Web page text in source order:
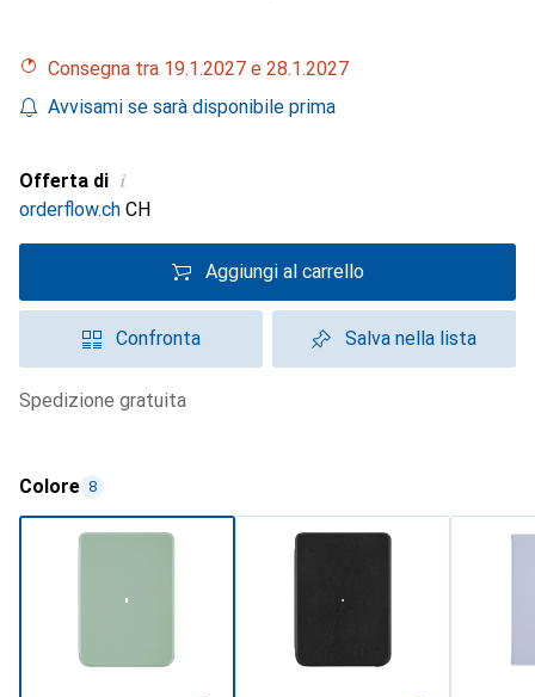
Consegna tra 19.1.2027 e 28.1.2027
Avvisami se sarà disponibile prima
Offerta di i
orderflow.ch CH
Aggiungi al carrello
Confronta Salva nella lista
spedizione gratuita
Colore 8